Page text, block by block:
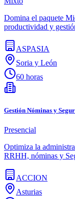
Domina el paquete
productividad y
ASPASIA
Soria y León
60 horas
Gestión Nóminas y
Presencial
Optimiza la
RRHH, nóminas y
ACCION
Asturias